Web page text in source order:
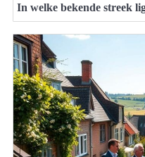
In welke bekende streek